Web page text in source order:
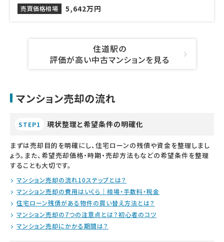
売買価格相場
5,642万円
住道駅の
評価が高い中古マンションを見る
マンション売却の流れ
STEP1 現状整理と希望条件の明確化
まずは売却目的を明確にし、住宅ローンの残債や資金を整理しまし
ょう。また、希望売却価格・時期・売却方法もなどの希望条件を整理
することも大切です。
マンション売却の流れ10ステップとは？
マンション売却の費用はいくら｜相場・手数料・税金
住宅ローン残債がある物件の買い替え方法とは？
マンション売却の7つの注意点とは？初心者のコツ
マンション売却にかかる期間は？